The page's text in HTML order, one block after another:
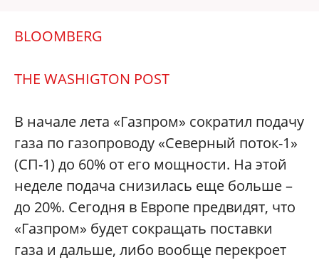
BLOOMBERG
THE WASHIGTON POST
В начале лета «Газпром» сократил подачу
газа по газопроводу «Северный поток-1»
(СП-1) до 60% от его мощности. На этой
неделе подача снизилась еще больше –
до 20%. Сегодня в Европе предвидят, что
«Газпром» будет сокращать поставки
газа и дальше, либо вообще перекроет